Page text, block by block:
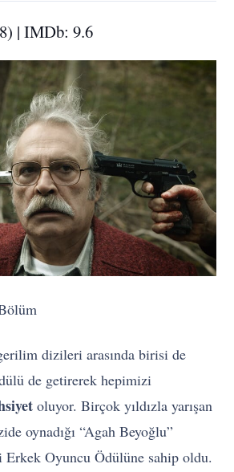
| IMDb: 9.6
dizileri arasında birisi de
de getirerek hepimizi
oluyor. Birçok yıldızla yarışan
oynadığı “Agah Beyoğlu”
Oyuncu Ödülüne sahip oldu.